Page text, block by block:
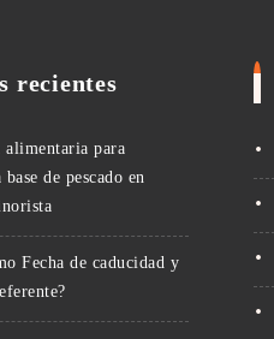
recientes
para
de pescado en
Fecha de caducidad y